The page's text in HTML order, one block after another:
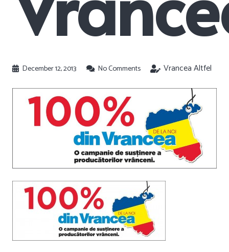
December 12, 2013 No Comments Vrancea Altfel